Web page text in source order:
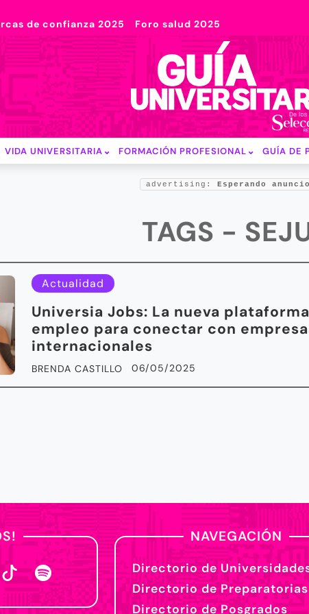
de confianza 2025 Foro salud 2025
VIDA UNIVERSITARIA FORMACIÓN PROFESIONAL GUÍA DE
advertising: Esperando
TAGS -
Actualidad
Universia Jobs: La nueva
empleo para conectar con
internacionales
BRENDA CASTILLO 06/05/2025
NAVEGACIÓN
Directorio de
Directorio de Preparatorias
Directorio de Posgrados